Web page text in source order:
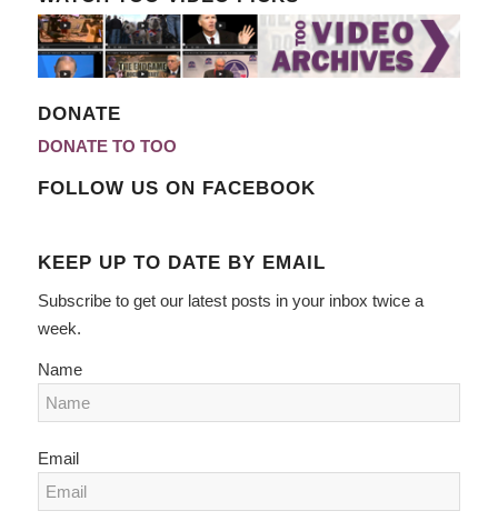
DONATE
DONATE TO TOO
FOLLOW US ON FACEBOOK
KEEP UP TO DATE BY EMAIL
Subscribe to get our latest posts in your inbox twice a
week.
Name
Email